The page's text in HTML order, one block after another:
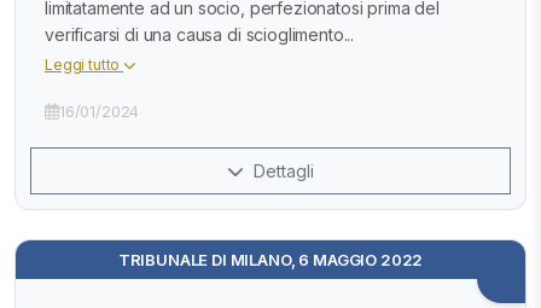
limitatamente ad un socio, perfezionatosi prima del
verificarsi di una causa di scioglimento...
Leggi tutto
16/01/2024
Dettagli
TRIBUNALE DI MILANO, 6 MAGGIO 2022